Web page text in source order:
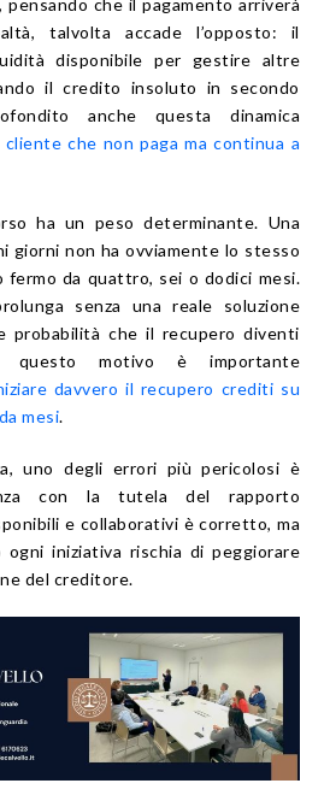
pensando che il pagamento arriverà
talvolta accade l’opposto: il
disponibile per gestire altre
il credito insoluto in secondo
anche questa dinamica
cliente che non paga ma continua a
ha un peso determinante. Una
giorni non ha ovviamente lo stesso
da quattro, sei o dodici mesi.
senza una reale soluzione
probabilità che il recupero diventi
questo motivo è importante
davvero il recupero crediti su
mesi.
uno degli errori più pericolosi è
con la tutela del rapporto
e collaborativi è corretto, ma
iniziativa rischia di peggiorare
del creditore.